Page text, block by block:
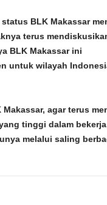
BLK Makassar
terus
BLK Makassar ini
untuk wilayah
agar terus
tinggi dalam
melalui saling